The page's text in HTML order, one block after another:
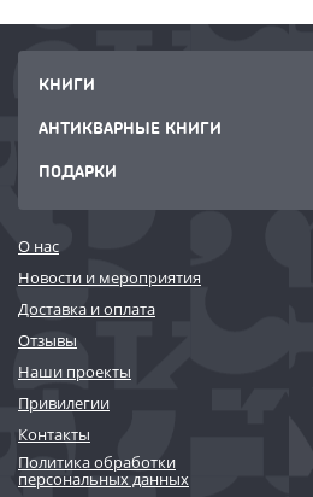
КНИГИ
АНТИКВАРНЫЕ КНИГИ
ПОДАРКИ
О нас
Новости и мероприятия
Доставка и оплата
Отзывы
Наши проекты
Привилегии
Контакты
Политика обработки
персональных данных